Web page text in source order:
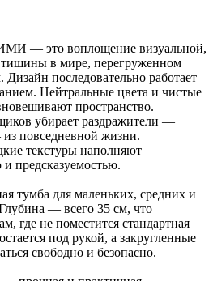
— это воплощение визуальной,
тишины в мире, перегруженном
последовательно работает
Нейтральные цвета и чистые
пространство.
убирает раздражители —
повседневной жизни.
текстуры наполняют
предсказуемостью.
для маленьких, средних и
— всего 35 см, что
где не поместится стандартная
под рукой, а закругленные
свободно и безопасно.